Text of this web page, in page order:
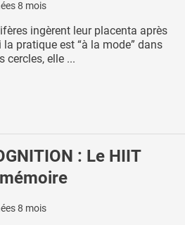
8 mois
ingèrent leur placenta après
pratique est “à la mode” dans
cercles, elle ...
: Le HIIT
8 mois